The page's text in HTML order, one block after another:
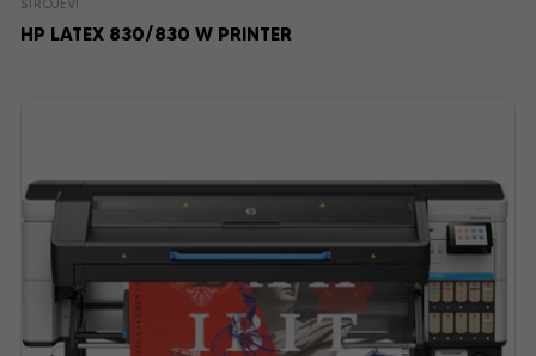
STROJEVI
HP LATEX 830/830 W PRINTER